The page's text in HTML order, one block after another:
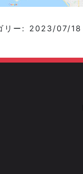
リー: 2023/07/18